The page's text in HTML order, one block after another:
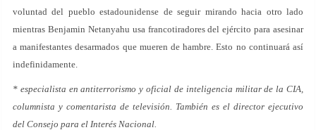
voluntad del pueblo estadounidense de seguir mirando hacia otro lado
mientras Benjamin Netanyahu usa francotiradores del ejército para asesinar
a manifestantes desarmados que mueren de hambre. Esto no continuará así
indefinidamente.
* especialista en antiterrorismo y oficial de inteligencia militar de la CIA,
columnista y comentarista de televisión. También es el director ejecutivo
del Consejo para el Interés Nacional.